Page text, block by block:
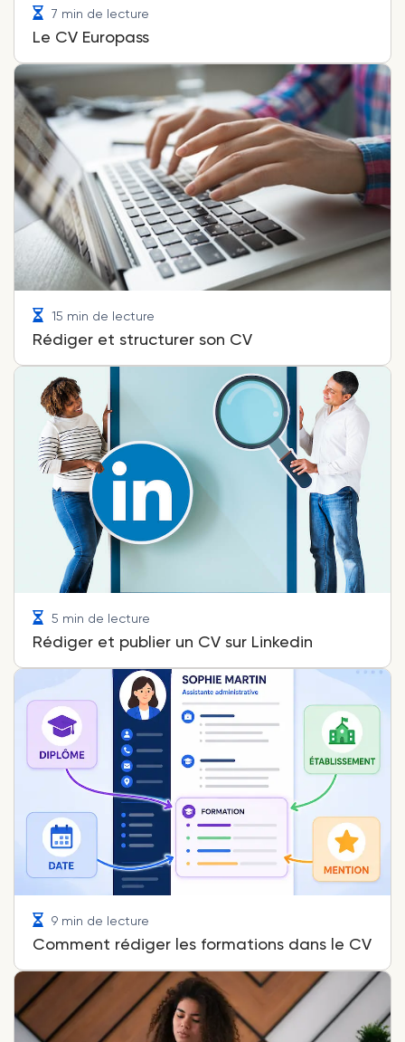
7 min de lecture
Le CV Europass
15 min de lecture
Rédiger et structurer son CV
5 min de lecture
Rédiger et publier un CV sur Linkedin
9 min de lecture
Comment rédiger les formations dans le CV